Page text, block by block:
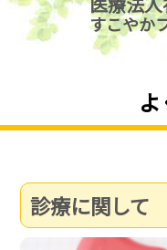
当日初診受付し
すこやか
診療に関して